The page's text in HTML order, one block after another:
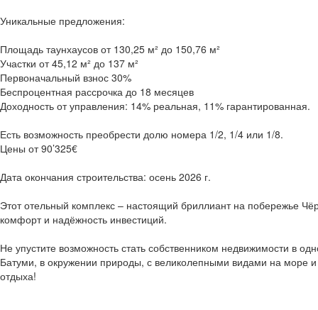
Уникальные предложения:
Площадь таунхаусов от 130,25 м² до 150,76 м²
Участки от 45,12 м² до 137 м²
Первоначальный взнос 30%
Беспроцентная рассрочка до 18 месяцев
Доходность от управления: 14% реальная, 11% гарантированная.
Есть возможность преобрести долю номера 1/2, 1/4 или 1/8.
Цены от 90’325€
Дата окончания строительства: осень 2026 г.
Этот отельный комплекс – настоящий бриллиант на побережье
комфорт и надёжность инвестиций.
Не упустите возможность стать собственником недвижимости в
Батуми, в окружении природы, с великолепными видами на море
отдыха!